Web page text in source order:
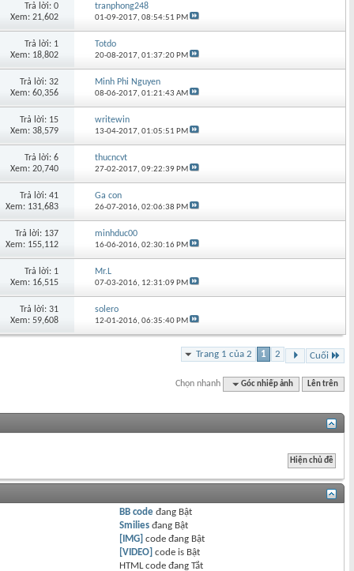
Trả lời: 0
Xem: 21,602
tranphong248
01-09-2017,08:54:51 PM
Trả lời: 1
Xem: 18,802
Totdo
20-08-2017,01:37:20 PM
Trả lời: 32
Xem: 60,356
Minh Phi Nguyen
08-06-2017,01:21:43 AM
Trả lời: 15
Xem: 38,579
writewin
13-04-2017,01:05:51 PM
Trả lời: 6
Xem: 20,740
thucncvt
27-02-2017,09:22:39 PM
Trả lời: 41
Xem: 131,683
Ga con
26-07-2016,02:06:38 PM
Trả lời: 137
Xem: 155,112
minhduc00
16-06-2016,02:30:16 PM
Trả lời: 1
Xem: 16,515
Mr.L
07-03-2016, 12:31:09 PM
Trả lời: 31
Xem: 59,608
solero
12-01-2016,06:35:40 PM
Trang 1 của 2 1 2 Cuối
Chọn nhanh Góc nhiếp ảnh Lên trên
BB code đang Bật
Smilies đang Bật
[IMG] code đang Bật
[VIDEO] code is Bật
HTML code đangTắt